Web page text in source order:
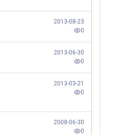
2013-08-23
0
2013-06-30
0
2013-03-21
0
2008-06-30
0